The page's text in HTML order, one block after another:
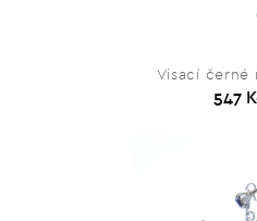
Visací černé
547